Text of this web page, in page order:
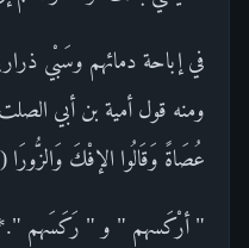
في إباحة دمائهم وسَبْي
ومنه قول أمية بن أبي
عُصَاةً وَقَالُوا الإفْكَ وَالزُّورَا (9)يقال منه:
" أرْكَسهم " و " رَكَسَهم ".* *